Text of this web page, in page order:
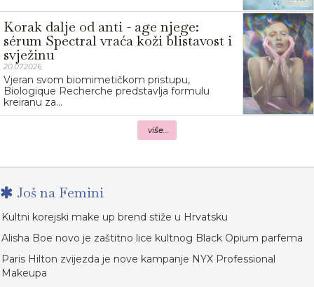
Korak dalje od anti - age njege:
sérum Spectral vraća koži blistavost i
svježinu
20.07.2026.
Vjeran svom biomimetičkom pristupu,
Biologique Recherche predstavlja formulu
kreiranu za...
više...
Još na Femini
Kultni korejski make up brend stiže u Hrvatsku
Alisha Boe novo je zaštitno lice kultnog Black Opium parfema
Paris Hilton zvijezda je nove kampanje NYX Professional
Makeupa